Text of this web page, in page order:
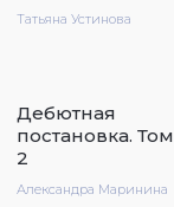
Татьяна Устинова
Дебютная
постановка. Том
2
Александра Маринина